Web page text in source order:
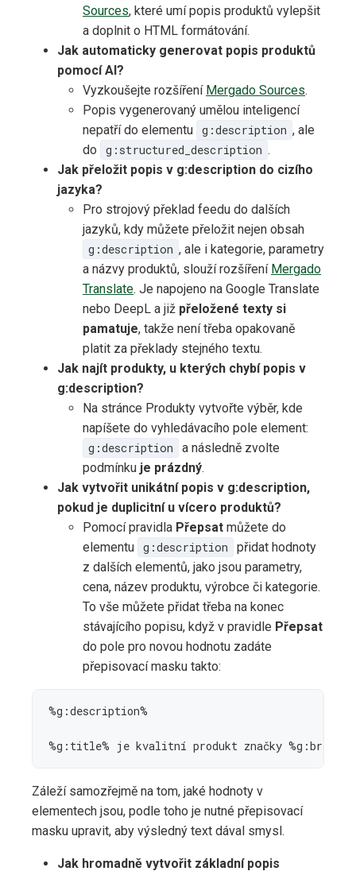
Sources, které umí popis produktů vylepšit
a doplnit o HTML formátování.
Jak automaticky generovat popis produktů
pomocí AI?
Vyzkoušejte rozšíření Mergado Sources.
Popis vygenerovaný umělou inteligencí
nepatří do elementu g:description , ale
do
g:structured_description .
Jak přeložit popis v g:description do cizího
jazyka?
Pro strojový překlad feedu do dalších
jazyků, kdy můžete přeložit nejen obsah
g:description , ale i kategorie, parametry
a názvy produktů, slouží rozšíření Mergado
Translate. Je napojeno na Google Translate
nebo DeepL a již přeložené texty si
pamatuje, takže není třeba opakovaně
platit za překlady stejného textu.
Jak najít produkty, u kterých chybí popis v
g:description?
Na stránce Produkty vytvořte výběr, kde
napíšete do vyhledávacího pole element:
g:description
a následně zvolte
podmínku je prázdný.
Jak vytvořit unikátní popis v g:description,
pokud je duplicitní u vícero produktů?
Pomocí pravidla Přepsat můžete do
elementu g:description
přidat hodnoty
z dalších elementů, jako jsou parametry,
cena, název produktu, výrobce či kategorie.
To vše můžete přidat třeba na konec
stávajícího popisu, když v pravidle Přepsat
do pole pro novou hodnotu zadáte
přepisovací masku takto:
%g:description%
%g:title% je kvalitní produkt značky %g:brand%
Záleží samozřejmě na tom, jaké hodnoty v
elementech jsou, podle toho je nutné přepisovací
masku upravit, aby výsledný text dával smysl.
Jak hromadně vytvořit základní popis